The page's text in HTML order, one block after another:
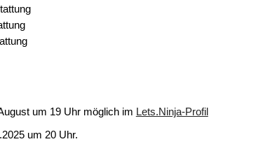
um 19 Uhr möglich im Lets.Ninja-Profil
um 20 Uhr.